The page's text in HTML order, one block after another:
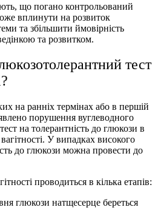
що погано контрольований
вплинути на розвиток
та збільшити ймовірність
та розвитком.
тест
на ранніх термінах або в першій
порушення вуглеводного
на толерантність до глюкози в
У випадках високого
до глюкози можна провести до
проводиться в кілька етапів:
глюкози натщесерце береться